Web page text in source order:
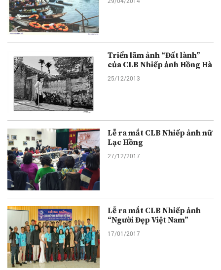
Triển lãm ảnh “Đất lành”
của CLB Nhiếp ảnh Hồng Hà
25/12/2013
Lễ ra mắt CLB Nhiếp ảnh nữ
Lạc Hồng
27/12/2017
Lễ ra mắt CLB Nhiếp ảnh
“Người Đẹp Việt Nam”
17/01/2017